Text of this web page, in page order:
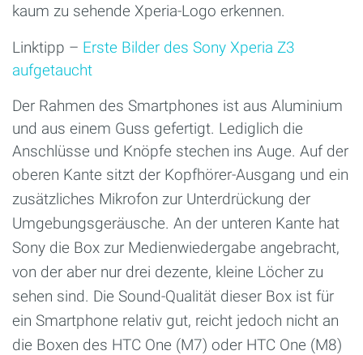
kaum zu sehende Xperia-Logo erkennen.
Linktipp – Erste Bilder des Sony Xperia Z3
aufgetaucht
Der Rahmen des Smartphones ist aus Aluminium
und aus einem Guss gefertigt. Lediglich die
Anschlüsse und Knöpfe stechen ins Auge. Auf der
oberen Kante sitzt der Kopfhörer-Ausgang und ein
zusätzliches Mikrofon zur Unterdrückung der
Umgebungsgeräusche. An der unteren Kante hat
Sony die Box zur Medienwiedergabe angebracht,
von der aber nur drei dezente, kleine Löcher zu
sehen sind. Die Sound-Qualität dieser Box ist für
ein Smartphone relativ gut, reicht jedoch nicht an
die Boxen des HTC One (M7) oder HTC One (M8)